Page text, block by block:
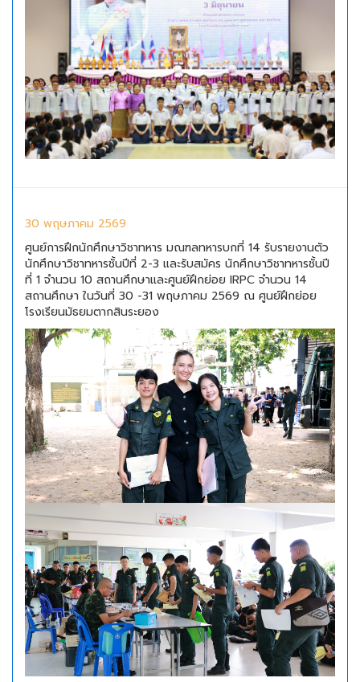
30 พฤษภาคม 2569
ศูนย์การฝึกนักศึกษาวิชาทหาร มณฑลทหารบกที่ 14 รับรายงานตัว
นักศึกษาวิชาทหารชั้นปีที่ 2-3 และรับสมัคร นักศึกษาวิชาทหารชั้นปี
ที่ 1 จำนวน 10 สถานศึกษาและศูนย์ฝึกย่อย IRPC จำนวน 14
สถานศึกษา ในวันที่ 30 -31 พฤษภาคม 2569 ณ ศูนย์ฝึกย่อย
โรงเรียนมัธยมตากสินระยอง